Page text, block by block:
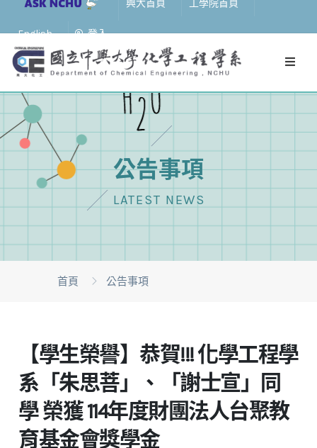
興大首頁 工學院首頁
English 登入
公告事項
LATEST NEWS
首頁 公告事項
【學生榮譽】恭賀!!! 化學工程學
系「朱思菩」、「謝士宣」同
學 榮獲 114年度財團法人台聚教
育基金會獎學金